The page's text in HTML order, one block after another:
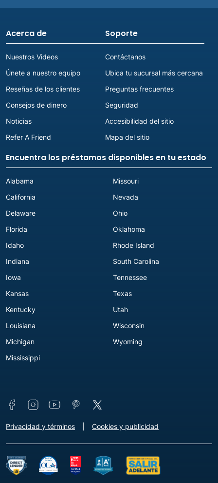
Acerca de
Nuestros Videos
Únete a nuestro equipo
Reseñas de los clientes
Consejos de dinero
Noticias
Refer A Friend
Soporte
Contáctanos
Ubica tu sucursal más cercana
Preguntas frecuentes
Seguridad
Accesibilidad del sitio
Mapa del sitio
Encuentra los préstamos disponibles en tu estado
Alabama
California
Delaware
Florida
Idaho
Indiana
Iowa
Kansas
Kentucky
Louisiana
Michigan
Mississippi
Missouri
Nevada
Ohio
Oklahoma
Rhode Island
South Carolina
Tennessee
Texas
Utah
Wisconsin
Wyoming
Connect with us
Footer - Extra Links [v3]
Privacidad y términos Cookies y publicidad